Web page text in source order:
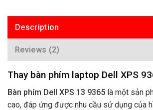
Description
Reviews (2)
Thay bàn phím laptop Dell XPS
Bàn phím Dell XPS 13 9365 là một sản
cao, đáp ứng được nhu cầu sử dụng của